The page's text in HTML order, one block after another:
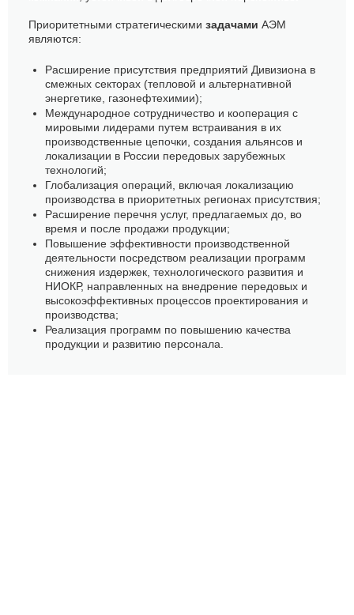
Приоритетными стратегическими задачами АЭМ
являются:
Расширение присутствия предприятий Дивизиона в
смежных секторах (тепловой и альтернативной
энергетике, газонефтехимии);
Международное сотрудничество и кооперация с
мировыми лидерами путем встраивания в их
производственные цепочки, создания альянсов и
локализации в России передовых зарубежных
технологий;
Глобализация операций, включая локализацию
производства в приоритетных регионах присутствия;
Расширение перечня услуг, предлагаемых до, во
время и после продажи продукции;
Повышение эффективности производственной
деятельности посредством реализации программ
снижения издержек, технологического развития и
НИОКР, направленных на внедрение передовых и
высокоэффективных процессов проектирования и
производства;
Реализация программ по повышению качества
продукции и развитию персонала.